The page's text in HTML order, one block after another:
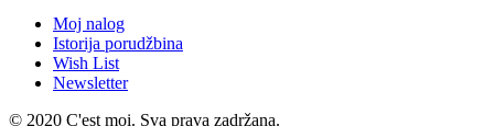
Moj nalog
Istorija porudžbina
Wish List
Newsletter
© 2020 C'est moi. Sva prava zadržana.